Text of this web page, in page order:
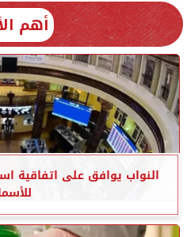
أهم
النواب يوافق على اتفاقية